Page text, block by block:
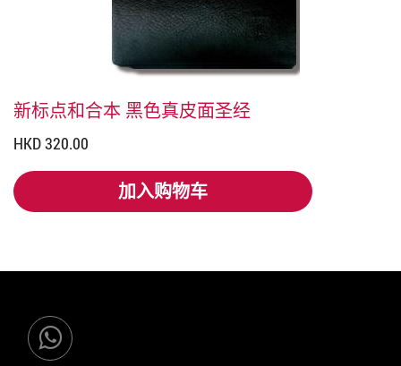
新标点和合本 黑色真皮面圣经
HKD 320.00
加入购物车
加入购物车